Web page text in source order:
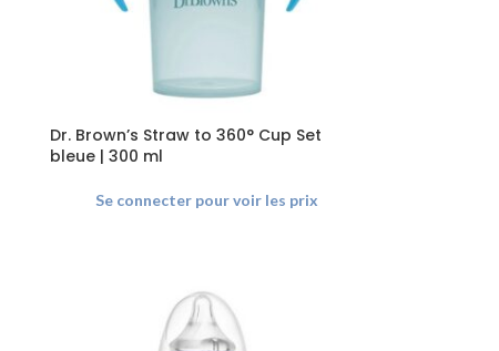
Dr. Brown’s Straw to 360° Cup Set
bleue | 300 ml
Se connecter pour voir les prix